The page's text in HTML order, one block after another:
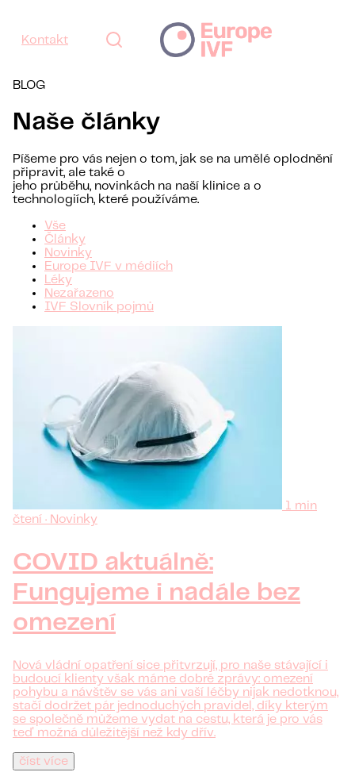
Kontakt
BLOG
Naše články
Píšeme pro vás nejen o tom, jak se na umělé oplodnění
připravit, ale také o
jeho průběhu, novinkách na naší klinice a o
technologiích, které používáme.
Vše
Články
Novinky
Europe IVF v médiích
Léky
Nezařazeno
IVF Slovník pojmů
1 min
čtení · Novinky
COVID aktuálně:
Fungujeme i nadále bez
omezení
Nová vládní opatření sice přitvrzují, pro naše stávající i
budoucí klienty však máme dobré zprávy: omezení
pohybu a návštěv se vás ani vaší léčby nijak nedotknou,
stačí dodržet pár jednoduchých pravidel, díky kterým
se společně můžeme vydat na cestu, která je pro vás
teď možná důležitější než kdy dřív.
číst více